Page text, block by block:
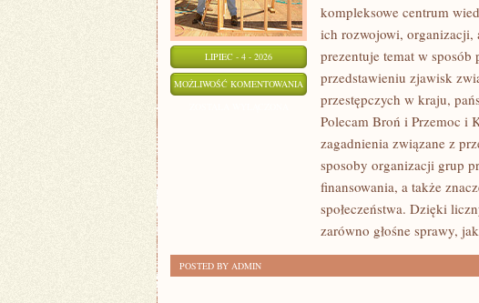
LIPIEC - 4 - 2026
MOŻLIWOŚĆ KOMENTOWANIA KARTELE
NARKOTYKOWE
kompleksowe centrum
ich rozwojowi, organizacji,
prezentuje temat w
przedstawieniu zjawisk
przestępczych w kraju,
Polecam Broń i Przemoc i
zagadnienia związane z
sposoby organizacji grup
finansowania, a także
społeczeństwa. Dzięki
zarówno głośne sprawy,
POSTED BY ADMIN